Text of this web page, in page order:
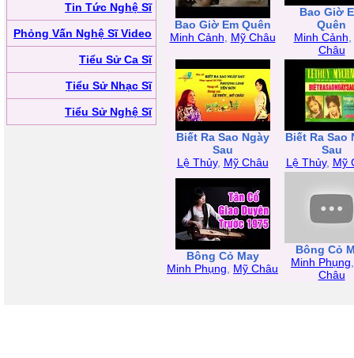
Tin Tức Nghệ Sĩ
Phỏng Vấn Nghệ Sĩ Video
Tiểu Sử Ca Sĩ
Tiểu Sử Nhạc Sĩ
Tiểu Sử Nghệ Sĩ
Bao Giờ Em Quên
Minh Cảnh
Mỹ Châu
Bao Giờ
Quên
Minh Cảnh
Châu
Biết Ra Sao Ngày
Sau
Lệ Thủy, Mỹ Châu
Biết Ra Sao
Sau
Lệ Thủy, Mỹ
Bông Cỏ May
Minh Phụng
Mỹ Châu
Bông Cỏ
Minh Phụng
Châu